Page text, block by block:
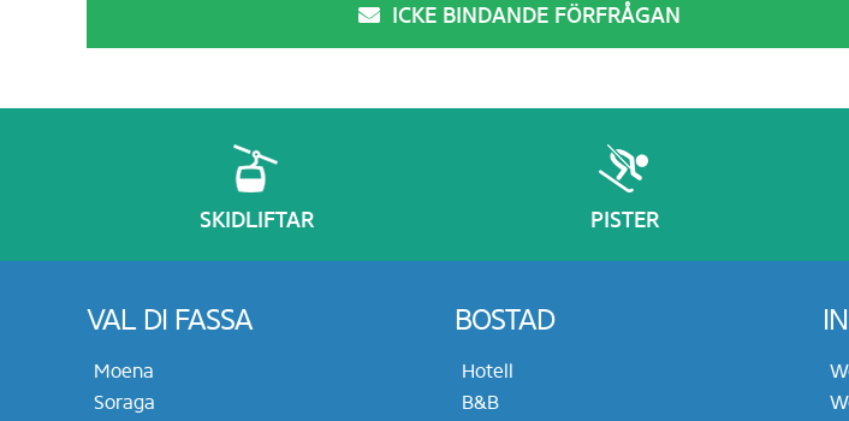
ICKE BINDANDE FÖRFRÅGAN
SKIDLIFTAR PISTER
VAL DI FASSA
Moena
Soraga
BOSTAD
Hotell
B&B